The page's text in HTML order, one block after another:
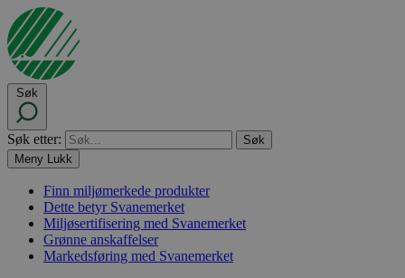
Søk
Søk etter:
Meny Lukk
Finn miljømerkede produkter
Dette betyr Svanemerket
Miljøsertifisering med Svanemerket
Grønne anskaffelser
Markedsføring med Svanemerket